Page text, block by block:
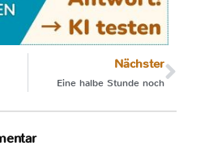
Nächster
Eine halbe Stunde noch